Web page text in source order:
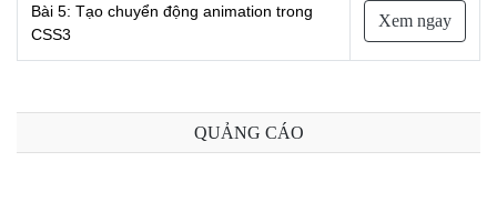
DỤNG
LIÊN HỆ
Bài 5: Tạo chuyển động animation trong
CSS3
Xem ngay
QUẢNG CÁO